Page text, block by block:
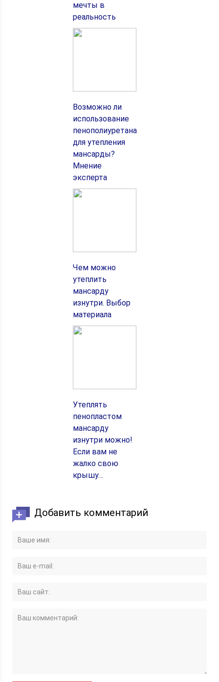
мечты в
реальность
Возможно ли
использование
пенополиуретана
для утепления
мансарды?
Мнение
эксперта
Чем можно
утеплить
мансарду
изнутри. Выбор
материала
Утеплять
пенопластом
мансарду
изнутри можно!
Если вам не
жалко свою
крышу…
Добавить комментарий